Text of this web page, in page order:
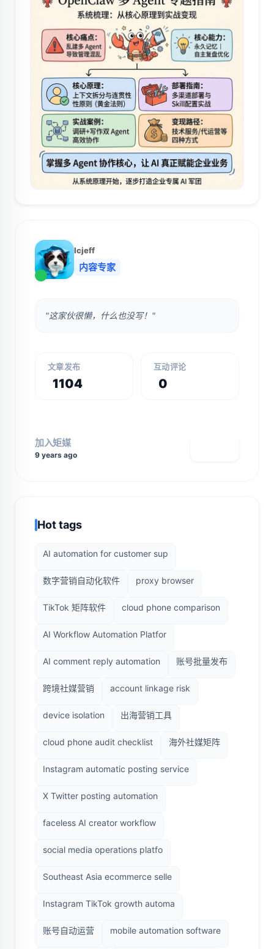
lcjeff
内容专家
"这家伙很懒，什么也没写！"
文章发布
1104
互动评论
0
加入矩媒
9 years ago
Hot tags
AI automation for customer sup
数字营销自动化软件 proxy browser
TikTok 矩阵软件 cloud phone comparison
AI Workflow Automation Platfor
AI comment reply automation 账号批量发布
跨境社媒营销 account linkage risk
device isolation 出海营销工具
cloud phone audit checklist 海外社媒矩阵
Instagram automatic posting service
X Twitter posting automation
faceless AI creator workflow
social media operations platfo
Southeast Asia ecommerce selle
Instagram TikTok growth automa
账号自动运营 mobile automation software